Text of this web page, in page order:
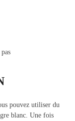
pouvez utiliser du
blanc. Une fois